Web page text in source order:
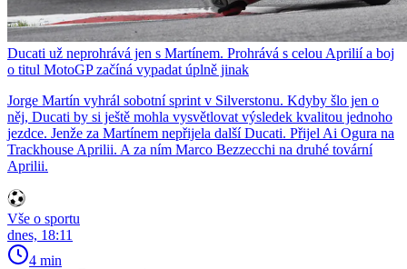
Ducati už neprohrává jen s Martínem. Prohrává s celou Aprilií a boj
o titul MotoGP začíná vypadat úplně jinak
Jorge Martín vyhrál sobotní sprint v Silverstonu. Kdyby šlo jen o
něj, Ducati by si ještě mohla vysvětlovat výsledek kvalitou jednoho
jezdce. Jenže za Martínem nepřijela další Ducati. Přijel Ai Ogura na
Trackhouse Aprilii. A za ním Marco Bezzecchi na druhé tovární
Aprilii.
Vše o sportu
dnes, 18:11
4 min